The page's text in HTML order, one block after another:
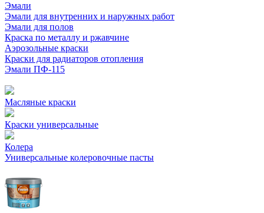
Эмали
Эмали для внутренних и наружных работ
Эмали для полов
Краска по металлу и ржавчине
Аэрозольные краски
Краски для радиаторов отопления
Эмали ПФ-115
Масляные краски
Краски универсальные
Колера
Универсальные колеровочные пасты